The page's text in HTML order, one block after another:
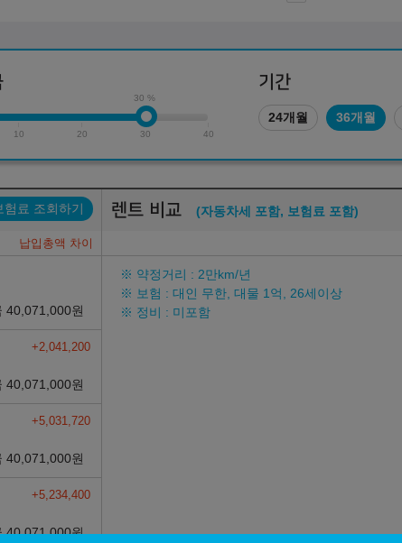
30 %
10 20 30 40
기간
24개월 36개월
험료 조회하기
납입총액 차이
40,071,000원
+2,041,200
40,071,000원
+5,031,720
40,071,000원
+5,234,400
40,071,000원
렌트 비교 (자동차세 포함, 보험료 포함)
※ 약정거리 : 2만km/년
※ 보험 : 대인 무한, 대물 1억, 26세이상
※ 정비 : 미포함